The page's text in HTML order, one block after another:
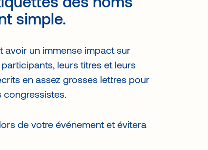
des noms
simple.
un immense impact sur
leurs titres et leurs
en assez grosses lettres pour